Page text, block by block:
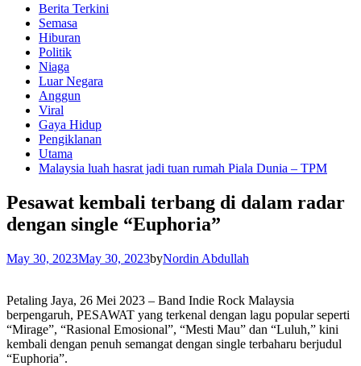
Berita Terkini
Semasa
Hiburan
Politik
Niaga
Luar Negara
Anggun
Viral
Gaya Hidup
Pengiklanan
Utama
Malaysia luah hasrat jadi tuan rumah Piala Dunia – TPM
Pesawat kembali terbang di dalam radar
dengan single “Euphoria”
May 30, 2023May 30, 2023byNordin Abdullah
Petaling Jaya, 26 Mei 2023 – Band Indie Rock Malaysia
berpengaruh, PESAWAT yang terkenal dengan lagu popular seperti
“Mirage”, “Rasional Emosional”, “Mesti Mau” dan “Luluh,” kini
kembali dengan penuh semangat dengan single terbaharu berjudul
“Euphoria”.